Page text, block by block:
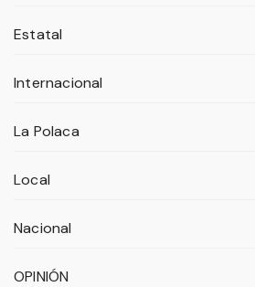
Estatal
Internacional
La Polaca
Local
Nacional
OPINIÓN